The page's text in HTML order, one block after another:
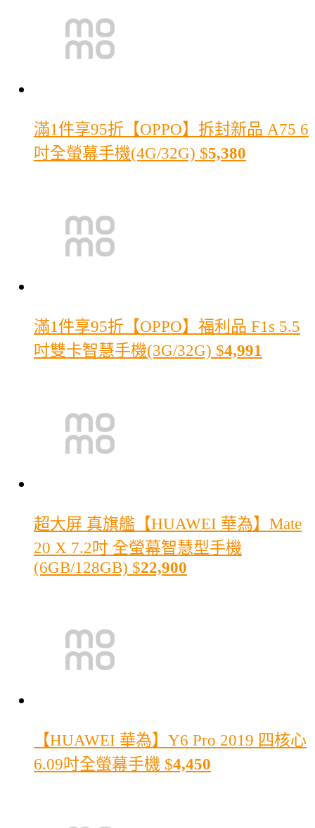
滿1件享95折 【OPPO】拆封新品 A75 6
吋全螢幕手機(4G/32G) $5,380
滿1件享95折 【OPPO】福利品 F1s 5.5
吋雙卡智慧手機(3G/32G) $4,991
超大屏 真旗艦 【HUAWEI 華為】Mate
20 X 7.2吋 全螢幕智慧型手機
(6GB/128GB) $22,900
【HUAWEI 華為】Y6 Pro 2019 四核心
6.09吋全螢幕手機 $4,450